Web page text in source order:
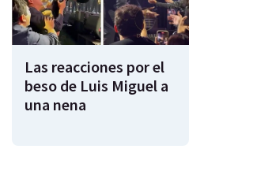
Las reacciones por el
beso de Luis Miguel a
una nena